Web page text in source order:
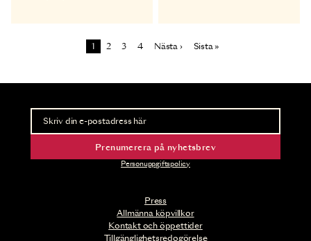
Sida
1 Sida
2 Sida
3 Sida
4 Nästa sida
Nästa › Sista sidan
Sista »
Press
Allmänna köpvillkor
Kontakt och öppettider
Tillgänglighetsredogörelse
Nyhetsbrev
Ta del av förhandsinformation och biljettsläpp.
Prenumerera på nyhetsbrev
Personuppgiftspolicy